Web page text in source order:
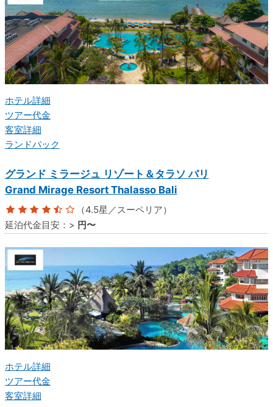
ホテル詳細
ツアー代金
客室詳細
ランドパック
グランド ミラージュ リゾート＆タラソ バリ
Grand Mirage Resort Thalasso Bali
（4.5星／スーペリア）
延泊代金目安： > 円〜
ホテル詳細
ツアー代金
客室詳細